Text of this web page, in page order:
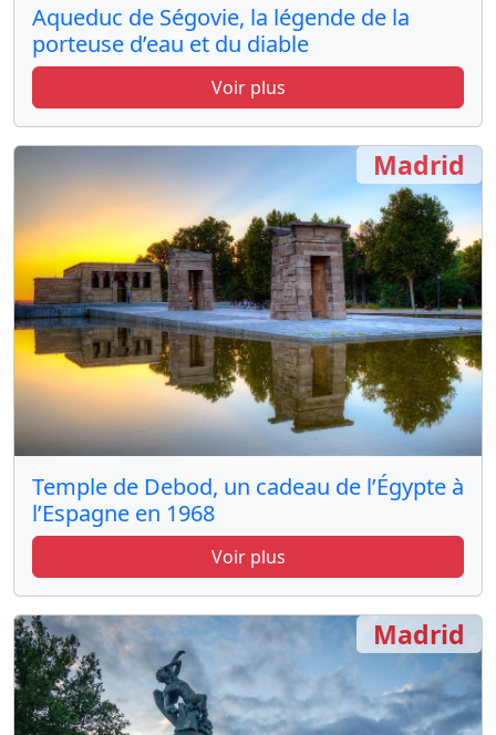
Aqueduc de Ségovie, la légende de la
porteuse d’eau et du diable
Voir plus
Temple de Debod, un cadeau de l’Égypte à
l’Espagne en 1968
Voir plus
Madrid
Madrid